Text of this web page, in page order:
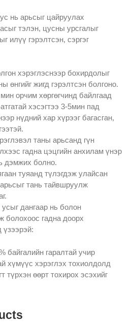
нь арьсыг цайруулах
тэлэн, цусны урсгалыг
илүү гэрэлтсэн, сэргэг
хэрэглэснээр бохирдолыг
өнгийг жигд гэрэлтсэн болгоно.
орчим хөргөгчинд байлгаад
хэсэгтээ 3-5мин пад
нүдний хар хүрээг багасган,
таны арьсанд гүн
гадна цэцгийн анхилам үнэр
дэмжих болно.
туяанд түлэгдэж улайсан
тань тайвшруулж
дангаар нь болон
болохоос гадна доорх
байгалийн гаралтай учир
хүмүүс хэрэглэх тохиолдолд
түрхэн өөрт тохирох эсэхийг